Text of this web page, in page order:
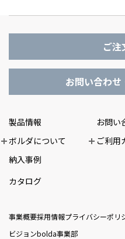
ご注
お問い合わ
製品情報
ボルダについて
納入事例
カタログ
お問い
ご利用
事業概要採用情報プライバシーポリ
ビジョンbolda事業部